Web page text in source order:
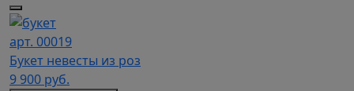
арт. 00019
Букет невесты из роз
9 900 руб.